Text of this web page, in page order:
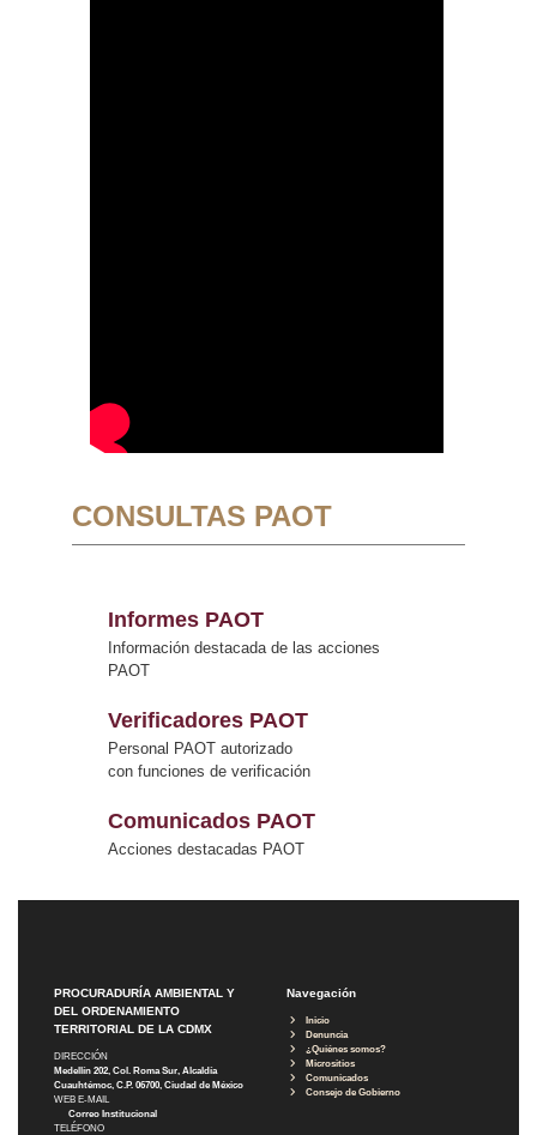
CONSULTAS PAOT
Informes PAOT
Información destacada de las acciones
PAOT
Verificadores PAOT
Personal PAOT autorizado
con funciones de verificación
Comunicados PAOT
Acciones destacadas PAOT
PROCURADURÍA AMBIENTAL Y
DEL ORDENAMIENTO
TERRITORIAL DE LA CDMX
DIRECCIÓN
Medellín 202, Col. Roma Sur, Alcaldía
Cuauhtémoc, C.P. 06700, Ciudad de México
WEB E-MAIL
Correo Institucional
TELÉFONO
Navegación
Inicio
Denuncia
¿Quiénes somos?
Micrositios
Comunicados
Consejo de Gobierno